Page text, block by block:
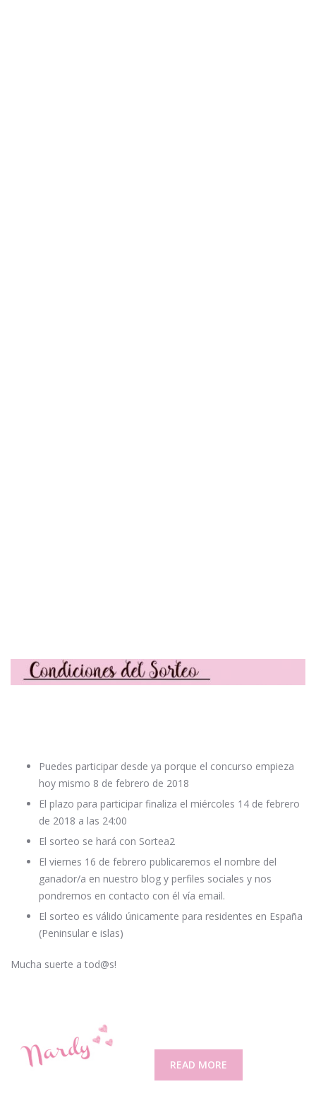
Puedes participar desde ya porque el concurso empieza
hoy mismo 8 de febrero de 2018
El plazo para participar finaliza el miércoles 14 de febrero
de 2018 a las 24:00
El sorteo se hará con Sortea2
El viernes 16 de febrero publicaremos el nombre del
ganador/a en nuestro blog y perfiles sociales y nos
pondremos en contacto con él vía email.
El sorteo es válido únicamente para residentes en España
(Peninsular e islas)
Mucha suerte a tod@s!
READ MORE